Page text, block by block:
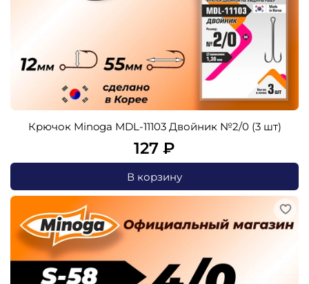
Крючок Minoga MDL-11103 Двойник №2/0 (3 шт)
127 ₽
В корзину